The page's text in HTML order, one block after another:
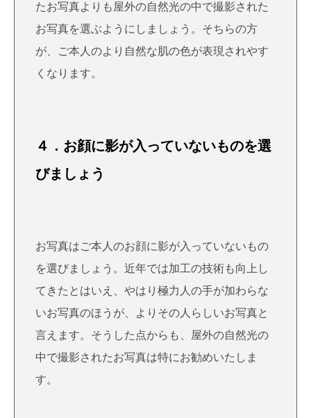
たお写真よりも屋外の自然光の中で撮影された
お写真を選ぶようにしましょう。そちらの方
が、ご本人のより自然な肌の色が表現されやす
くなります。
４．お顔に影が入っていないものを選
びましょう
お写真はご本人のお顔に影が入っていないもの
を選びましょう。近年では加工の技術も向上し
てきたとはいえ、やはり極力人の手が加わらな
いお写真のほうが、よりその人らしいお写真と
言えます。そうした点からも、屋外の自然光の
中で撮影されたお写真は特にお勧めいたしま
す。